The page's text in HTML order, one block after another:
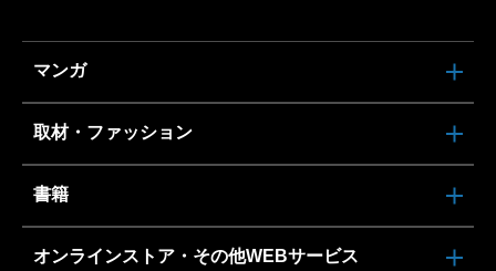
マンガ
取材・ファッション
書籍
オンラインストア・その他WEBサービス